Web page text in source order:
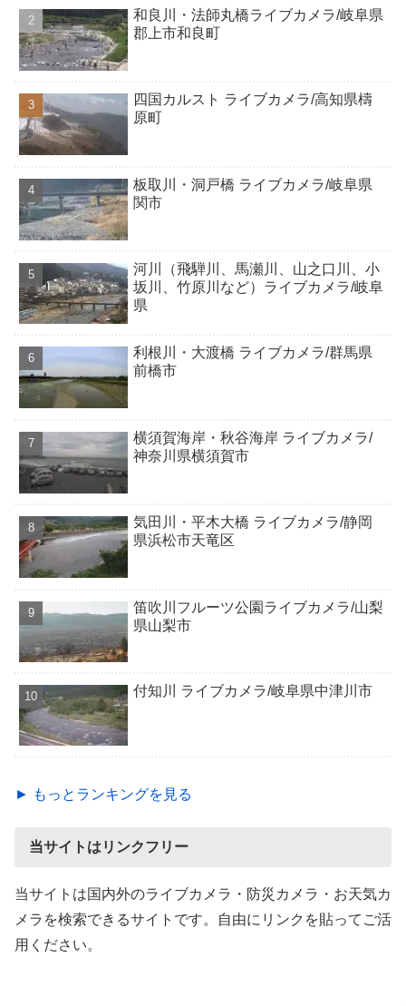
和良川・法師丸橋ライブカメラ/岐阜県
郡上市和良町
四国カルスト ライブカメラ/高知県檮
原町
板取川・洞戸橋 ライブカメラ/岐阜県
関市
河川（飛騨川、馬瀬川、山之口川、小
坂川、竹原川など）ライブカメラ/岐阜
県
利根川・大渡橋 ライブカメラ/群馬県
前橋市
横須賀海岸・秋谷海岸 ライブカメラ/
神奈川県横須賀市
気田川・平木大橋 ライブカメラ/静岡
県浜松市天竜区
笛吹川フルーツ公園ライブカメラ/山梨
県山梨市
付知川 ライブカメラ/岐阜県中津川市
► もっとランキングを見る
当サイトはリンクフリー
当サイトは国内外のライブカメラ・防災カメラ・お天気カ
メラを検索できるサイトです。自由にリンクを貼ってご活
用ください。